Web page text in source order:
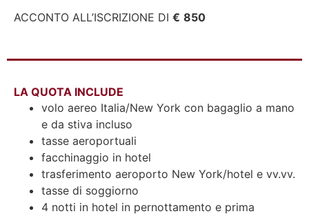
ACCONTO ALL’ISCRIZIONE DI € 850
LA QUOTA INCLUDE
volo aereo Italia/New York con bagaglio a mano
e da stiva incluso
tasse aeroportuali
facchinaggio in hotel
trasferimento aeroporto New York/hotel e vv.vv.
tasse di soggiorno
4 notti in hotel in pernottamento e prima